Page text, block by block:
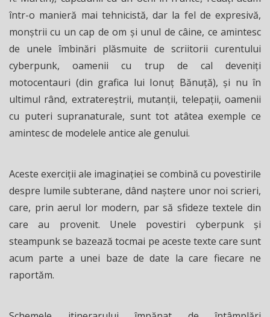
într-o manieră mai tehnicistă, dar la fel de expresivă,
monştrii cu un cap de om şi unul de câine, ce amintesc
de unele îmbinări plăsmuite de scriitorii curentului
cyberpunk, oamenii cu trup de cal deveniţi
motocentauri (din grafica lui Ionuț Bănuță), şi nu în
ultimul rând, extratereştrii, mutanţii, telepaţii, oamenii
cu puteri supranaturale, sunt tot atâtea exemple ce
amintesc de modelele antice ale genului.
Aceste exerciţii ale imaginaţiei se combină cu povestirile
despre lumile subterane, dând naştere unor noi scrieri,
care, prin aerul lor modern, par să sfideze textele din
care au provenit. Unele povestiri cyberpunk şi
steampunk se bazează tocmai pe aceste texte care sunt
acum parte a unei baze de date la care fiecare ne
raportăm.